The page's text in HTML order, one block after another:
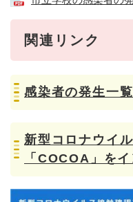
関連リンク
感染者の発生一
新型コロナウイ
「COCOA」を